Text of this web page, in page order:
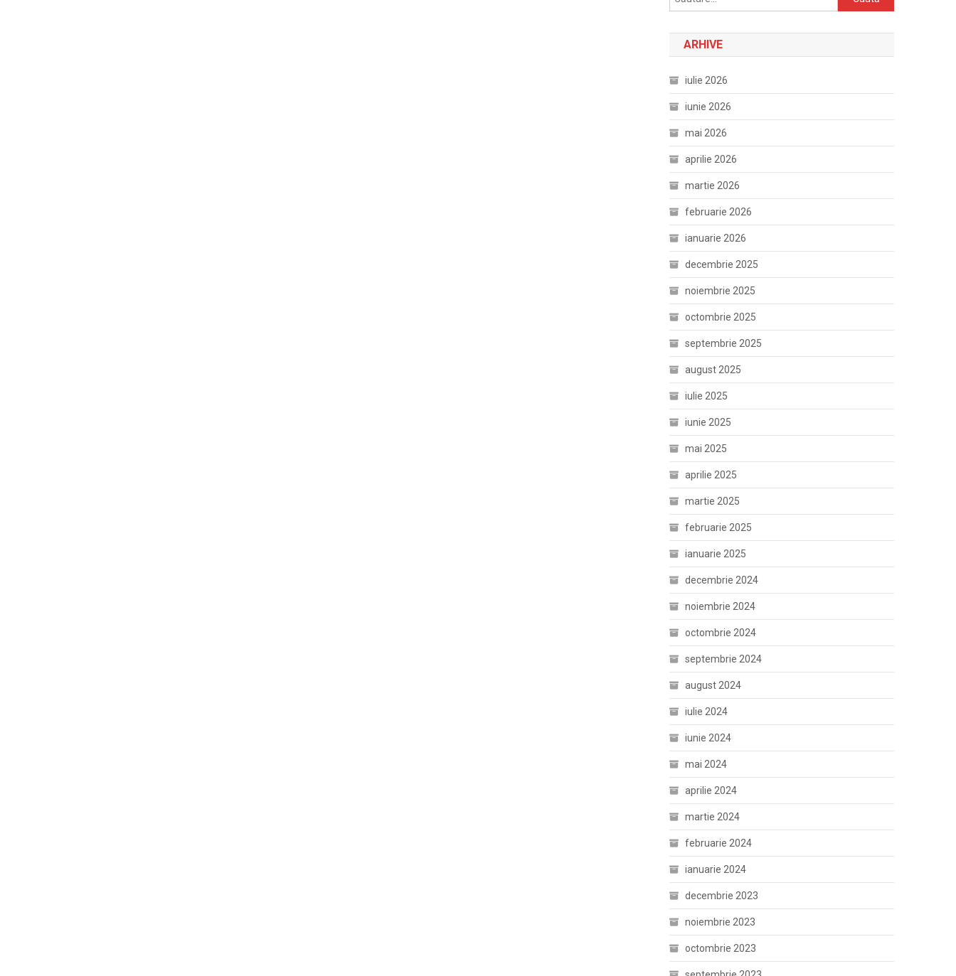
după:
ARHIVE
iulie 2026
iunie 2026
mai 2026
aprilie 2026
martie 2026
februarie 2026
ianuarie 2026
decembrie 2025
noiembrie 2025
octombrie 2025
septembrie 2025
august 2025
iulie 2025
iunie 2025
mai 2025
aprilie 2025
martie 2025
februarie 2025
ianuarie 2025
decembrie 2024
noiembrie 2024
octombrie 2024
septembrie 2024
august 2024
iulie 2024
iunie 2024
mai 2024
aprilie 2024
martie 2024
februarie 2024
ianuarie 2024
decembrie 2023
noiembrie 2023
octombrie 2023